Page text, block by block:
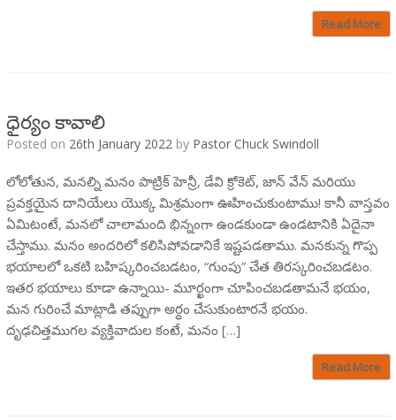
Read More
ధైర్యం కావాలి
Posted on 26th January 2022 by Pastor Chuck Swindoll
లోలోతున, మనల్ని మనం పాట్రిక్ హెన్రీ, డేవి క్రోకెట్, జాన్ వేన్ మరియు
ప్రవక్తయైన దానియేలు యొక్క మిశ్రమంగా ఊహించుకుంటాము! కానీ వాస్తవం
ఏమిటంటే, మనలో చాలామంది భిన్నంగా ఉండకుండా ఉండటానికి ఏదైనా
చేస్తాము. మనం అందరిలో కలిసిపోవడానికే ఇష్టపడతాము. మనకున్న గొప్ప
భయాలలో ఒకటి బహిష్కరించబడటం, “గుంపు” చేత తిరస్కరించబడటం.
ఇతర భయాలు కూడా ఉన్నాయి- మూర్ఖంగా చూపించబడతామనే భయం,
మన గురించే మాట్లాడి తప్పుగా అర్థం చేసుకుంటారనే భయం.
దృఢచిత్తముగల వ్యక్తివాదుల కంటే, మనం […]
Read More